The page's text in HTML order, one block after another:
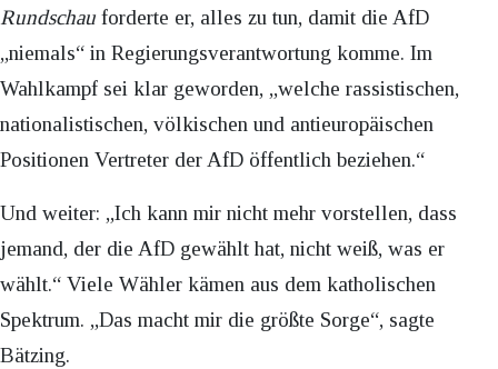
Rundschauforderte er, alles zu tun, damit die AfD
„niemals“ in Regierungsverantwortung komme. Im
Wahlkampf sei klar geworden, „welche rassistischen,
nationalistischen, völkischen und antieuropäischen
Positionen Vertreter der AfD öffentlich beziehen.“
Und weiter: „Ich kann mir nicht mehr vorstellen, dass
jemand, der die AfD gewählt hat, nicht weiß, was er
wählt.“ Viele Wähler kämen aus dem katholischen
Spektrum. „Das macht mir die größte Sorge“, sagte
Bätzing.